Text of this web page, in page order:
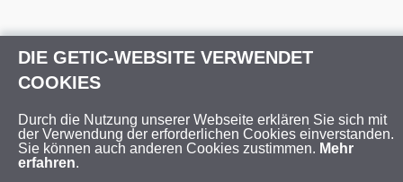
DIE GETIC-WEBSITE VERWENDET
COOKIES
Durch die Nutzung unserer Webseite erklären Sie sich mit
der Verwendung der erforderlichen Cookies einverstanden.
Sie können auch anderen Cookies zustimmen. Mehr
erfahren.
Produktverzeichnis